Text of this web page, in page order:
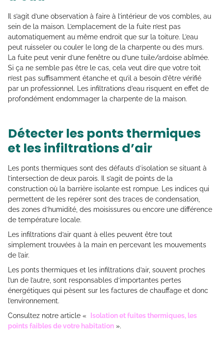
Il s’agit d’une observation à faire à l’intérieur de vos combles, au
sein de la maison. L’emplacement de la fuite n’est pas
automatiquement au même endroit que sur la toiture. L’eau
peut ruisseler ou couler le long de la charpente ou des murs.
La fuite peut venir d’une fenêtre ou d’une tuile/ardoise abîmée.
Si ça ne semble pas être le cas, cela veut dire que votre toit
n’est pas suffisamment étanche et qu’il a besoin d’être vérifié
par un professionnel. Les infiltrations d’eau risquent en effet de
profondément endommager la charpente de la maison.
Détecter les ponts thermiques
et les infiltrations d’air
Les ponts thermiques sont des défauts d’isolation se situant à
l’intersection de deux parois. Il s’agit de points de la
construction où la barrière isolante est rompue. Les indices qui
permettent de les repérer sont des traces de condensation,
des zones d’humidité, des moisissures ou encore une différence
de température locale.
Les infiltrations d’air quant à elles peuvent être tout
simplement trouvées à la main en percevant les mouvements
de l’air.
Les ponts thermiques et les infiltrations d’air, souvent proches
l’un de l’autre, sont responsables d’importantes pertes
énergétiques qui pèsent sur les factures de chauffage et donc
l’environnement.
Consultez notre article «
Isolation et fuites thermiques, les
points faibles de votre habitation ».